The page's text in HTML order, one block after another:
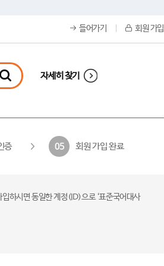
들어가기 회원 가입
자세히 찾기
증 05 회원 가입 완료
하시면 동일한 계정(ID)으로 ‘표준국어대사